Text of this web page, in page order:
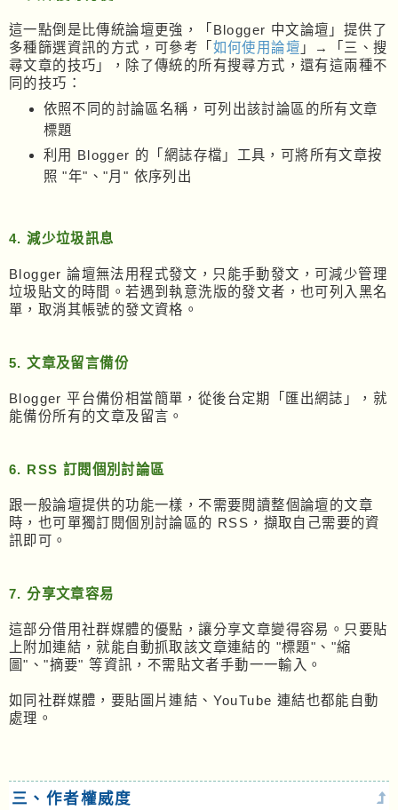
這一點倒是比傳統論壇更強，「Blogger 中文論壇」提供了
多種篩選資訊的方式，可參考「 如何使用論壇 」→「三、搜
尋文章的技巧」，除了傳統的所有搜尋方式，還有這兩種不
同的技巧：
依照不同的討論區名稱，可列出該討論區的所有文章
標題
利用 Blogger 的「網誌存檔」工具，可將所有文章按
照 "年"、"月" 依序列出
4. 減少垃圾訊息
Blogger 論壇無法用程式發文，只能手動發文，可減少管理
垃圾貼文的時間。若遇到執意洗版的發文者，也可列入黑名
單，取消其帳號的發文資格。
5. 文章及留言備份
Blogger 平台備份相當簡單，從後台定期「匯出網誌」，就
能備份所有的文章及留言。
6. RSS 訂閱個別討論區
跟一般論壇提供的功能一樣，不需要閱讀整個論壇的文章
時，也可單獨訂閱個別討論區的 RSS，擷取自己需要的資
訊即可。
7. 分享文章容易
這部分借用社群媒體的優點，讓分享文章變得容易。只要貼
上附加連結，就能自動抓取該文章連結的 "標題"、"縮
圖"、"摘要" 等資訊，不需貼文者手動一一輸入。
如同社群媒體，要貼圖片連結、YouTube 連結也都能自動
處理。
三、作者權威度